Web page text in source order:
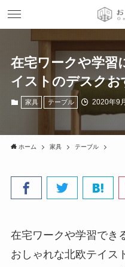
在宅ワークや学習
イストのデスクお
家具 テーブル 2020年9
ホーム 家具 テーブル
在宅ワークや学習でき
おしゃれな北欧テイス